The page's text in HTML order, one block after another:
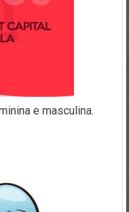
e masculina.